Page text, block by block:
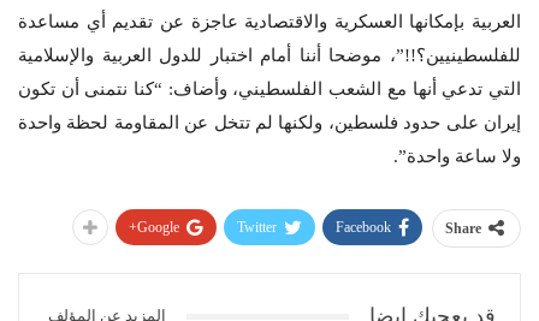
العربية بإمكانها العسكرية والاقتصادية عاجزة عن تقديم أي مساعدة
للفلسطينيين؟!!”، موضحا أننا أمام اختبار للدول العربية والإسلامية
التي تدعي أنها مع الشعب الفلسطيني، وأضاف: “كنا نتمنى أن تكون
إيران على حدود فلسطين، ولكنها لم تتخل عن المقاومة لحظة واحدة
ولا ساعة واحدة”.
Share
Facebook
Twitter
Google+
المزيد عن المؤلف